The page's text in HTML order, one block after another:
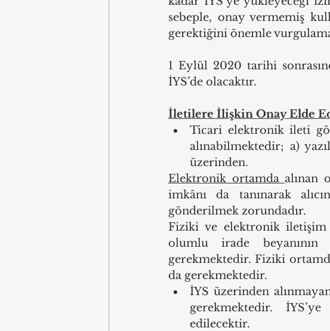
sebeple, onay vermemiş
gerektiğini önemle
1 Eylül 2020 tarihi
İYS’de olacaktır.
İletilere İlişkin Onay Elde
Ticari elektronik ileti
alınabilmektedir; a)
üzerinden.
Elektronik ortamda alınan
imkânı da tanınarak
gönderilmek zorundadır.
Fiziki ve elektronik iletişim
olumlu irade
gerekmektedir. Fiziki
da gerekmektedir.
İYS üzerinden
gerekmektedir.
edilecektir.